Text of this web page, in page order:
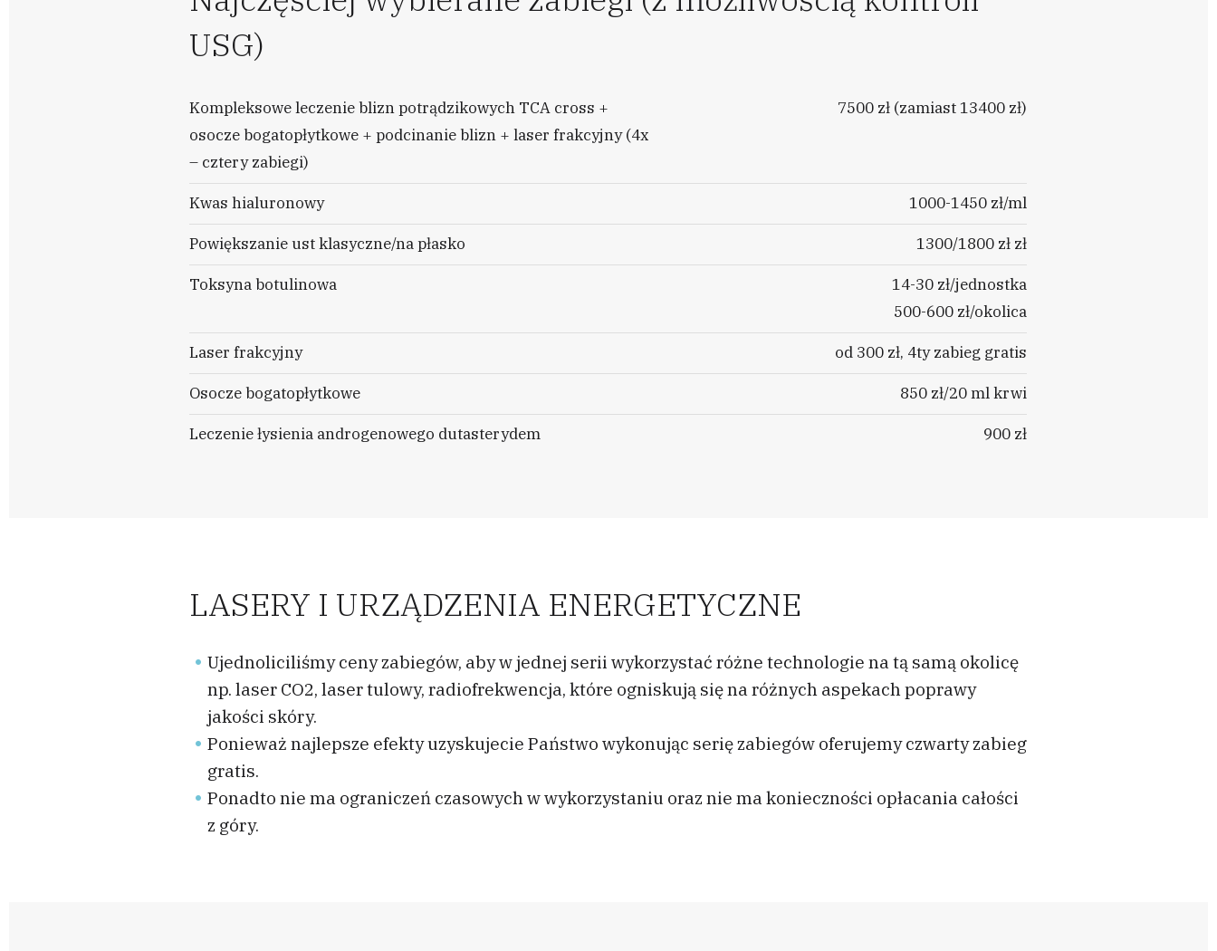
USG)
Kompleksowe leczenie blizn potrądzikowych TCA cross +
osocze bogatopłytkowe + podcinanie blizn + laser frakcyjny (4x
– cztery zabiegi)
7500 zł (zamiast 13400 zł)
Kwas hialuronowy 1000-1450 zł/ml
Powiększanie ust klasyczne/na płasko 1300/1800 zł zł
Toksyna botulinowa
14-30 zł/jednostka
500-600 zł/okolica
Laser frakcyjny od 300 zł, 4ty zabieg gratis
Osocze bogatopłytkowe 850 zł/20 ml krwi
Leczenie łysienia androgenowego dutasterydem 900 zł
LASERY I URZĄDZENIA ENERGETYCZNE
Ujednoliciliśmy ceny zabiegów, aby w jednej serii wykorzystać różne technologie na tą samą okolicę
np. laser CO2, laser tulowy, radiofrekwencja, które ogniskują się na różnych aspekach poprawy
jakości skóry.
Ponieważ najlepsze efekty uzyskujecie Państwo wykonując serię zabiegów oferujemy czwarty zabieg
gratis.
Ponadto nie ma ograniczeń czasowych w wykorzystaniu oraz nie ma konieczności opłacania całości
z góry.